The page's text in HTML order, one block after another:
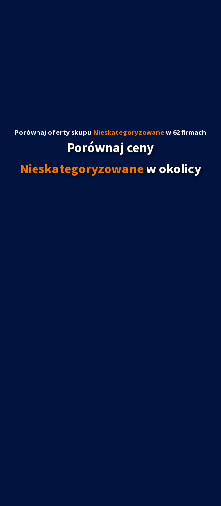
Porównaj oferty skupu Nieskategoryzowanew 62 firmach
Porównaj ceny
Nieskategoryzowanew okolicy